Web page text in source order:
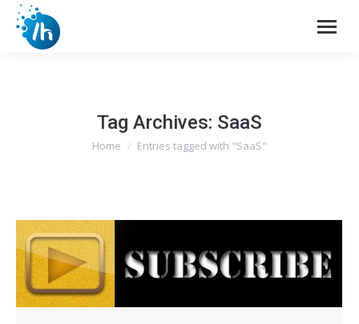
Tag Archives: SaaS
You are here:
Home Entries tagged with "SaaS"